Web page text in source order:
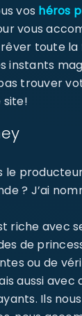
vos héros
vous
toute
instants
trouver
site!
le
? J’ai
riche avec
de
ou de
aussi avec
Ils